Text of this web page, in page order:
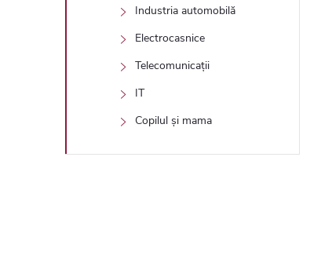
Industria automobilă
Electrocasnice
Telecomunicații
IT
Copilul și mama